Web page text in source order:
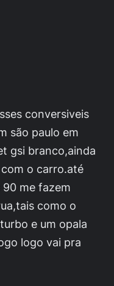
conversiveis
são paulo em
gsi branco,ainda
o carro.até
me fazem
como o
e um opala
logo vai pra